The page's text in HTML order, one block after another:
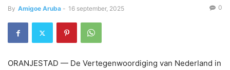
By Amigoe Aruba - 16 september, 2025 0
ORANJESTAD — De Vertegenwoordiging van Nederland in